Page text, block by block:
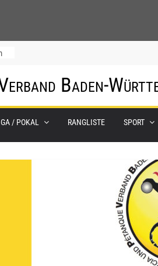
Baden-
/ POKAL RANGLISTE SPORT